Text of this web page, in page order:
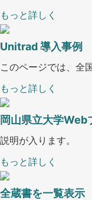
もっと詳しく
Unitrad 導入事例
このページでは、全
もっと詳しく
岡山県立大学Web
説明が入ります。
もっと詳しく
全蔵書を一覧表示